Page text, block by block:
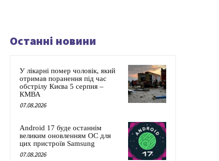
Останні новини
У лікарні помер чоловік, який
отримав поранення під час
обстрілу Києва 5 серпня –
КМВА
07.08.2026
Android 17 буде останнім
великим оновленням ОС для
цих пристроїв Samsung
07.08.2026